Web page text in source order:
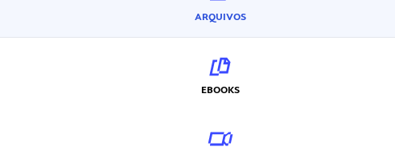
ARQUIVOS
EBOOKS